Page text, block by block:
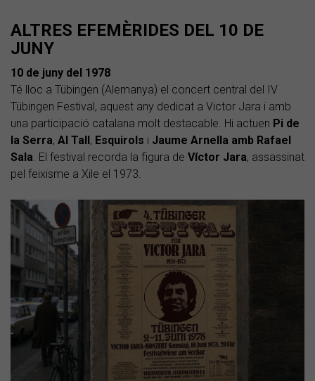
ALTRES EFEMÈRIDES DEL 10 DE
JUNY
10 de juny del 1978
Té lloc a Tübingen (Alemanya) el concert central del IV
Tübingen Festival, aquest any dedicat a Victor Jara i amb
una participació catalana molt destacable. Hi actuen Pi de
la Serra, Al Tall , Esquirols i Jaume Arnella amb Rafael
Sala. El festival recorda la figura de Víctor Jara, assassinat
pel feixisme a Xile el 1973.